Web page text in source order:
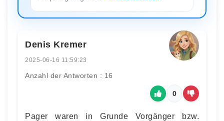
Denis Kremer
2025-06-16 11:59:23
Anzahl der Antworten : 16
0
Pager waren in Grunde Vorgänger bzw.